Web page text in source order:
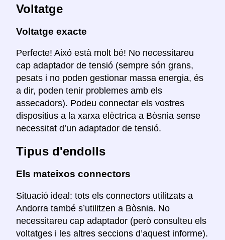
Voltatge
Voltatge exacte
Perfecte! Aixó està molt bé! No necessitareu
cap adaptador de tensió (sempre són grans,
pesats i no poden gestionar massa energia, és
a dir, poden tenir problemes amb els
assecadors). Podeu connectar els vostres
dispositius a la xarxa elèctrica a Bòsnia sense
necessitat d’un adaptador de tensió.
Tipus d'endolls
Els mateixos connectors
Situació ideal: tots els connectors utilitzats a
Andorra també s’utilitzen a Bòsnia. No
necessitareu cap adaptador (però consulteu els
voltatges i les altres seccions d’aquest informe).